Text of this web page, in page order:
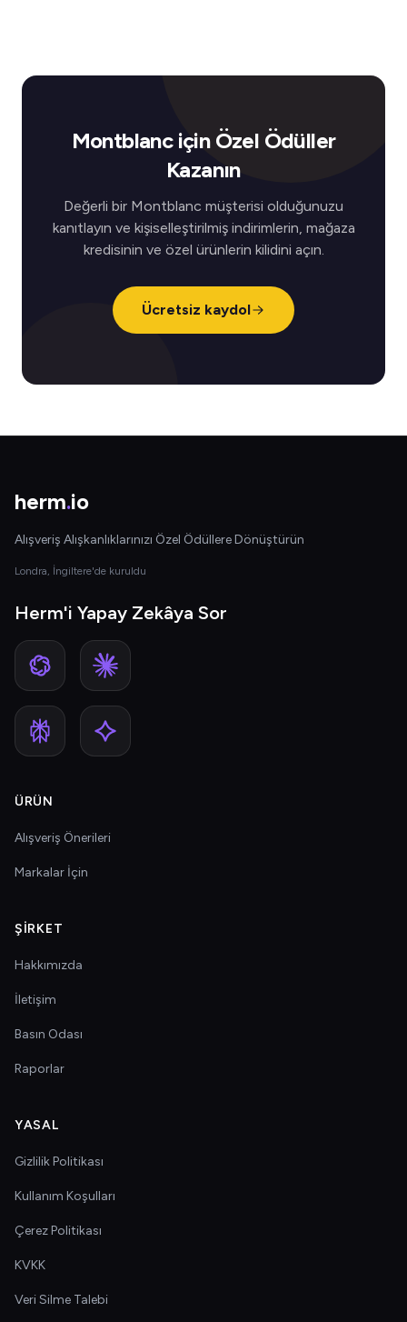
Montblanc için Özel Ödüller
Kazanın
Değerli bir Montblanc müşterisi olduğunuzu
kanıtlayın ve kişiselleştirilmiş indirimlerin, mağaza
kredisinin ve özel ürünlerin kilidini açın.
Ücretsiz kaydol
herm.io
Alışveriş Alışkanlıklarınızı Özel Ödüllere Dönüştürün
Londra, İngiltere'de kuruldu
Herm'i Yapay Zekâya Sor
ÜRÜN
Alışveriş Önerileri
Markalar İçin
ŞIRKET
Hakkımızda
İletişim
Basın Odası
Raporlar
YASAL
Gizlilik Politikası
Kullanım Koşulları
Çerez Politikası
KVKK
Veri Silme Talebi